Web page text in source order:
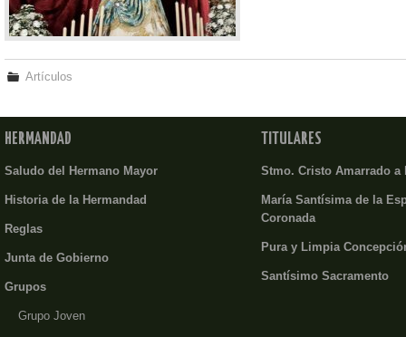
Artículos
HERMANDAD
Saludo del Hermano Mayor
Historia de la Hermandad
Reglas
Junta de Gobierno
Grupos
Grupo Joven
TITULARES
Stmo. Cristo Amarrado a
María Santísima de la
Coronada
Pura y Limpia
Santísimo Sacramento